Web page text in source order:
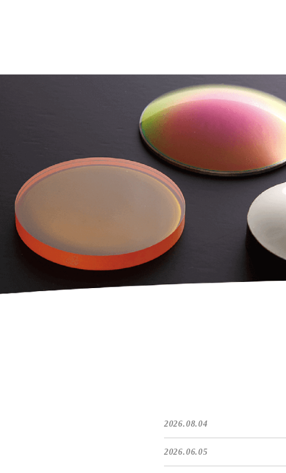
2026.08.04
2026.06.05